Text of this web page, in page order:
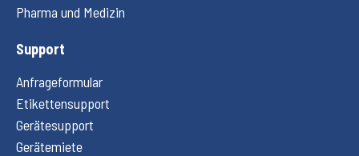
Pharma und Medizin
Support
Anfrageformular
Etikettensupport
Gerätesupport
Gerätemiete